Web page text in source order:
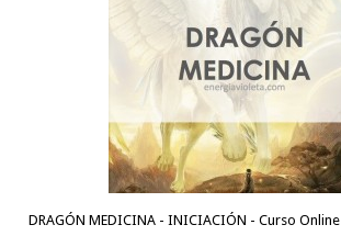
DRAGÓN MEDICINA - INICIACIÓN - Curso Online